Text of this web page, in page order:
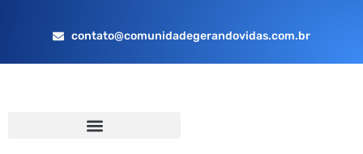
contato@comunidadegerandovidas.com.br